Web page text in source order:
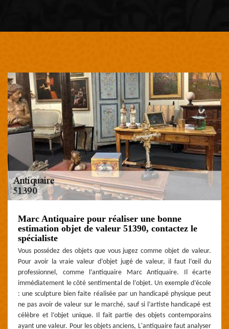
Marc Antiquaire pour réaliser une bonne
estimation objet de valeur 51390, contactez le
spécialiste
Vous possédez des objets que vous jugez comme objet de valeur.
Pour avoir la vraie valeur d’objet jugé de valeur, il faut l’œil du
professionnel, comme l’antiquaire Marc Antiquaire. Il écarte
immédiatement le côté sentimental de l’objet. Un exemple d’école
: une sculpture bien faite réalisée par un handicapé physique peut
ne pas avoir de valeur sur le marché, sauf si l’artiste handicapé est
célèbre et l’objet unique. Il fait partie des objets contemporains
ayant une valeur. Pour les objets anciens, L'antiquaire faut analyser